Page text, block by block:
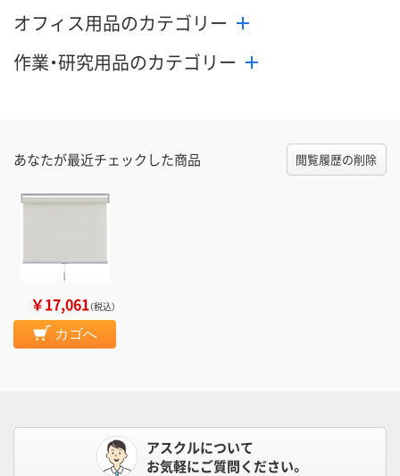
オフィス用品のカテゴリー
作業・研究用品のカテゴリー
あなたが最近チェックした商品 閲覧履歴の削除
￥17,061（税込）
カゴへ
アスクルについて
お気軽にご質問ください。